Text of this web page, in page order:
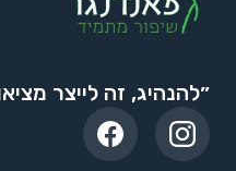
״להנהיג, זה לייצר